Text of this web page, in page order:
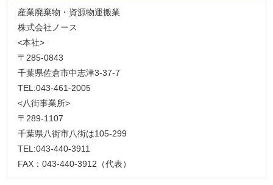
産業廃棄物・資源物運搬業
株式会社ノース
<本社>
〒285-0843
千葉県佐倉市中志津3-37-7
TEL:043-461-2005
<八街事業所>
〒289-1107
千葉県八街市八街は105-299
TEL:043-440-3911
FAX：043-440-3912（代表）